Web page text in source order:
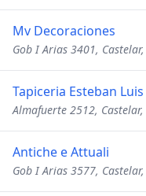
Mv Decoraciones
Gob I Arias 3401,
Tapiceria Esteban Luis
Almafuerte 2512,
Antiche e Attuali
Gob I Arias 3577,